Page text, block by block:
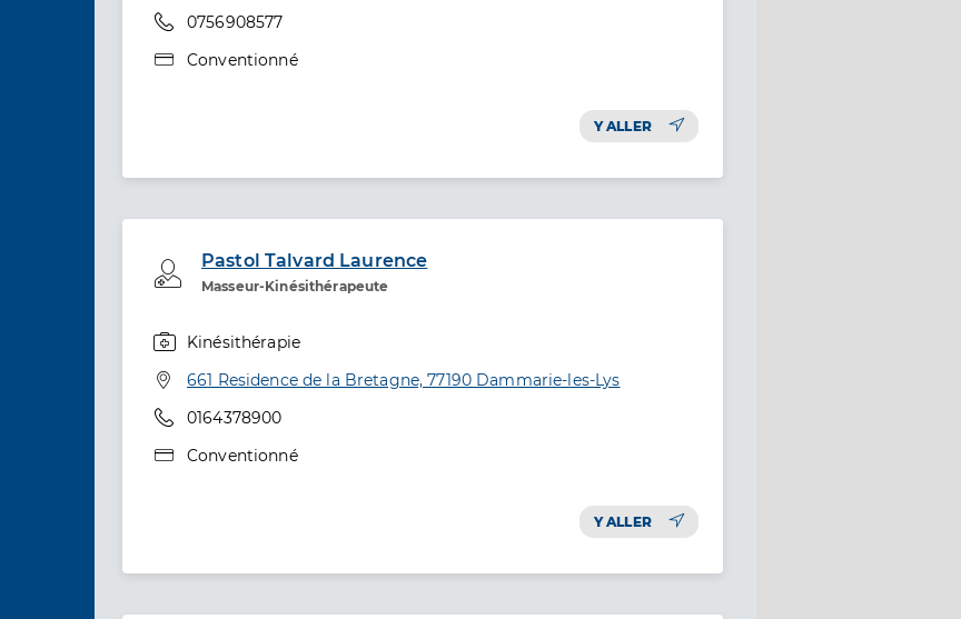
Téléphone
0756908577
Type de convention
Conventionné
Y ALLER
Pastol Talvard Laurence
Masseur-Kinésithérapeute
Professionel de santé
Kinésithérapie
Adresse
661 Residence de la Bretagne, 77190 Dammarie-les-Lys
Téléphone
0164378900
Type de convention
Conventionné
Y ALLER